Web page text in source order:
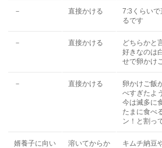
－ 直接かける
7:3くらい
るです
－ 直接かける
どちらかと
好きなのは
せで卵かけ
－ 直接かける
卵かけご飯
べすぎたよ
今は滅多に
たまに食べ
ン！と割っ
婿養子に向い
溶いてからか
キムチ納豆